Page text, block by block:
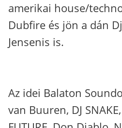
amerikai house/
Dubfire és jön a dán
Jensenis is.
Az idei Balaton
van Buuren, DJ